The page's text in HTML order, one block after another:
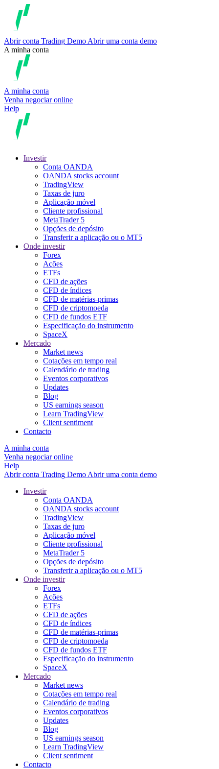
Abrir conta Trading Demo Abrir uma conta demo
A minha conta
A minha conta
Venha negociar online
Help
Investir
Conta OANDA
OANDA stocks account
TradingView
Taxas de juro
Aplicação móvel
Cliente profissional
MetaTrader 5
Opções de depósito
Transferir a aplicação ou o MT5
Onde investir
Forex
Ações
ETFs
CFD de ações
CFD de índices
CFD de matérias-primas
CFD de criptomoeda
CFD de fundos ETF
Especificação do instrumento
SpaceX
Mercado
Market news
Cotações em tempo real
Calendário de trading
Eventos corporativos
Updates
Blog
US earnings season
Learn TradingView
Client sentiment
Contacto
A minha conta
Venha negociar online
Help
Abrir conta Trading Demo Abrir uma conta demo
Investir
Conta OANDA
OANDA stocks account
TradingView
Taxas de juro
Aplicação móvel
Cliente profissional
MetaTrader 5
Opções de depósito
Transferir a aplicação ou o MT5
Onde investir
Forex
Ações
ETFs
CFD de ações
CFD de índices
CFD de matérias-primas
CFD de criptomoeda
CFD de fundos ETF
Especificação do instrumento
SpaceX
Mercado
Market news
Cotações em tempo real
Calendário de trading
Eventos corporativos
Updates
Blog
US earnings season
Learn TradingView
Client sentiment
Contacto